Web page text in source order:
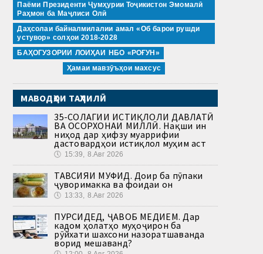
Паёми Президенти Ҷумҳурии Тоҷикистон Эмомалӣ
Раҳмон ба Маҷлиси Олӣ
Даҳсолаи байналмилалии амал «Об барои рушди
устувор» солҳои 2018-2028
БАҲОГУЗОРИИ ЛОИҲАИ НБО «РОҒУН»
Ҳамаи мавзӯъҳои махсус
МАВОДҲОИ ТАҲЛИЛӢ
35-СОЛАГИИ ИСТИҚЛОЛИ ДАВЛАТӢ
ВА ОСОРХОНАИ МИЛЛӢ. Нақши ин
ниҳод дар ҳифзу муаррифии
дастовардҳои истиқлол муҳим аст
🕔 15:39, 8.Авг 2026
ТАВСИЯИ МУФИД. Доир ба пӯпаки
ҷуворимакка ва фоидаи он
🕔 13:33, 8.Авг 2026
ПУРСИДЕД, ҶАВОБ МЕДИҲЕМ. Дар
кадом ҳолатҳо муҳоҷирон ба
рӯйхати шахсони назоратшаванда
ворид мешаванд?